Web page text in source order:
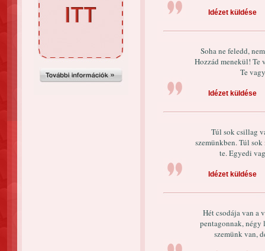
Idézet küldése
Soha ne feledd,
Hozzád menekül! Te
Te
Idézet küldése
Túl sok csillag
szemünkben. Túl
te. Egyedi
Idézet küldése
Hét csodája van a
pentagonnak, négy
szemünk van,